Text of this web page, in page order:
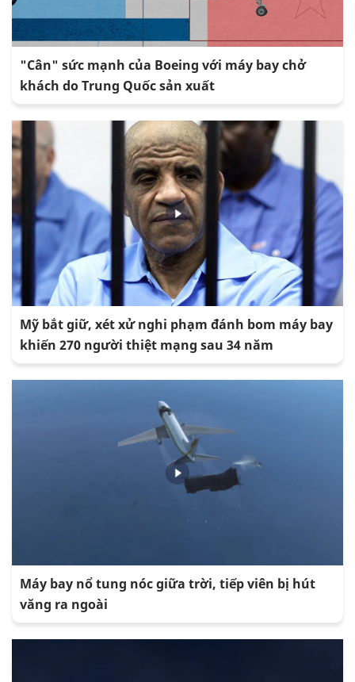
"Cân" sức mạnh của Boeing với máy bay chở
khách do Trung Quốc sản xuất
Mỹ bắt giữ, xét xử nghi phạm đánh bom máy bay
khiến 270 người thiệt mạng sau 34 năm
Máy bay nổ tung nóc giữa trời, tiếp viên bị hút
văng ra ngoài